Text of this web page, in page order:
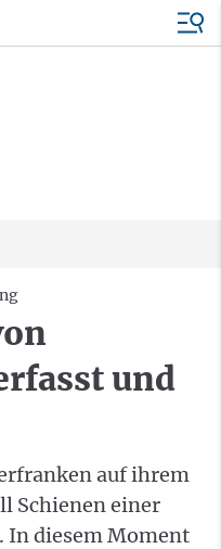
und
auf ihrem
Schienen einer
In diesem Moment